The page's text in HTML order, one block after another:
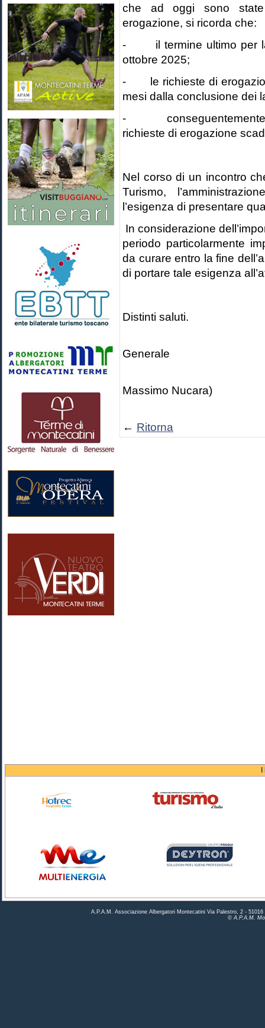
che ad oggi sono
erogazione, si ricorda che:
- il termine ultimo per la
ottobre 2025;
- le richieste di
mesi dalla conclusione dei
- conseguentemente,
richieste di erogazione
Nel corso di un incontro
Turismo,
l’esigenza di presentare
In considerazione
periodo particolarmente
da curare entro la fine
di portare tale esigenza
Distinti saluti.
Generale
Massimo Nucara)
← Ritorna
A.P.A.M. Associazione Albergatori Montecatini Via Palestro, 2 -
© A.P.A.M.